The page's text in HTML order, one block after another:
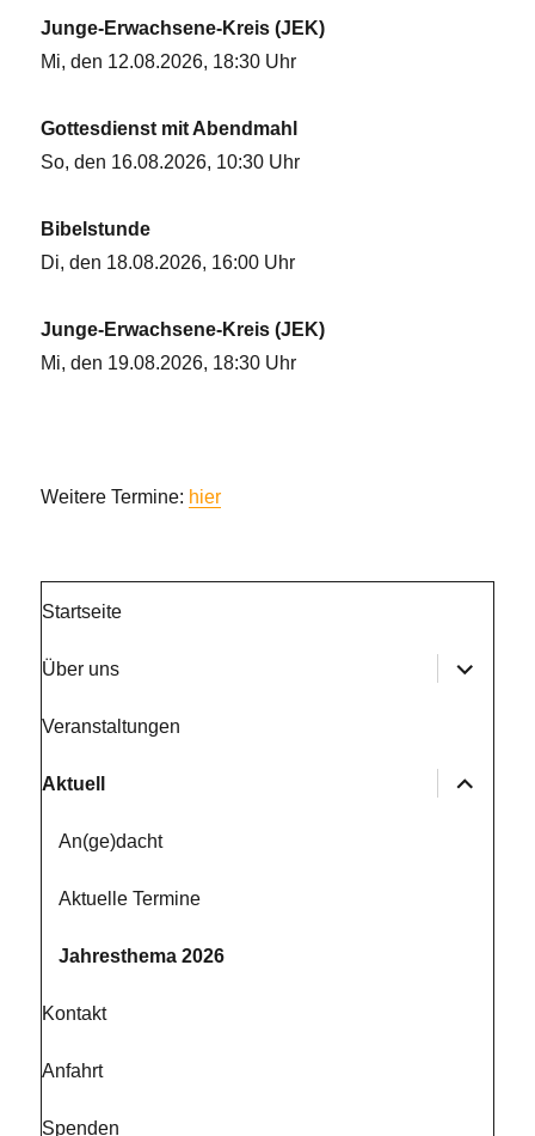
Junge-Erwachsene-Kreis (JEK)
Mi, den 12.08.2026, 18:30 Uhr
Gottesdienst mit Abendmahl
So, den 16.08.2026, 10:30 Uhr
Bibelstunde
Di, den 18.08.2026, 16:00 Uhr
Junge-Erwachsene-Kreis (JEK)
Mi, den 19.08.2026, 18:30 Uhr
Weitere Termine: hier
Startseite
Über uns
Veranstaltungen
Aktuell
An(ge)dacht
Aktuelle Termine
Jahresthema 2026
Kontakt
Anfahrt
Spenden